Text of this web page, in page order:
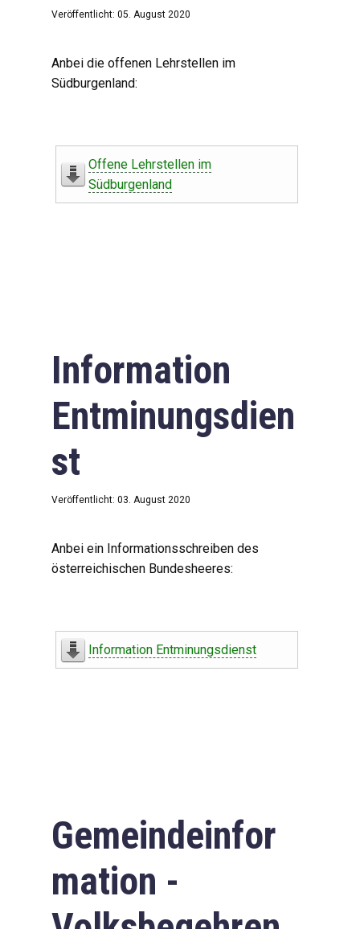
Veröffentlicht: 05. August 2020
Anbei die offenen Lehrstellen im
Südburgenland:
Offene Lehrstellen im
Südburgenland
Information
Entminungsdien
st
Veröffentlicht: 03. August 2020
Anbei ein Informationsschreiben des
österreichischen Bundesheeres:
Information Entminungsdienst
Gemeindeinfor
mation -